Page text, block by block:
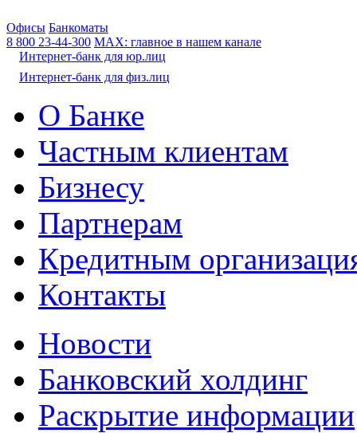
Офисы Банкоматы
8 800 23-44-300 МАХ: главное в нашем канале
Интернет-банк для юр.лиц
Интернет-банк для физ.лиц
О Банке
Частным клиентам
Бизнесу
Партнерам
Кредитным
Контакты
Новости
Банковский холдинг
Раскрытие информации